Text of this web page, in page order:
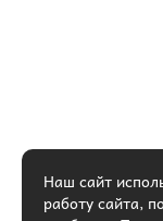
Наш сайт
работу сайта,